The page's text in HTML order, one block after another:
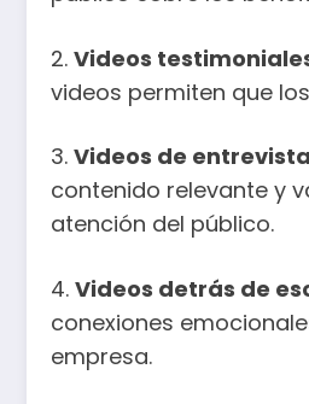
2. Videos
videos permiten que
3. Videos de
contenido relevante y
atención del público.
4. Videos detrás de
conexiones
empresa.